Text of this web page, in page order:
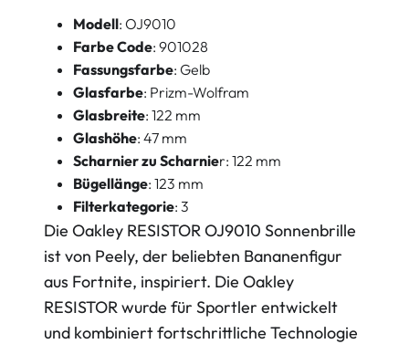
Modell: OJ9010
Farbe Code: 901028
Fassungsfarbe: Gelb
Glasfarbe: Prizm-Wolfram
Glasbreite: 122 mm
Glashöhe: 47 mm
Scharnier zu Scharnier: 122 mm
Bügellänge: 123 mm
Filterkategorie: 3
Die Oakley RESISTOR OJ9010 Sonnenbrille
ist von Peely, der beliebten Bananenfigur
aus Fortnite, inspiriert. Die Oakley
RESISTOR wurde für Sportler entwickelt
und kombiniert fortschrittliche Technologie